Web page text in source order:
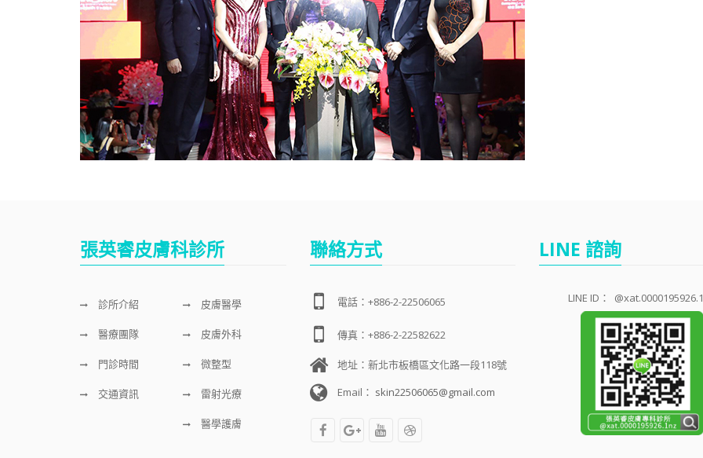
張英睿皮膚科診所
診所介紹 皮膚醫學
醫療團隊 皮膚外科
門診時間 微整型
交通資訊 雷射光療
醫學護膚
聯絡方式
電話：+886-2-22506065
傳真：+886-2-22582622
地址：新北市板橋區文化路一段118號
Email： skin22506065@gmail.com
LINE 諮詢
LINE ID：